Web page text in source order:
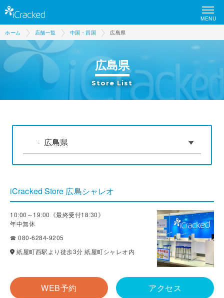
MENU
ホーム 店舗一覧 中国・四国 広島県
広島県
Store List
iCracked Store 広島シャレオ
10:00～19:00《最終受付18:30》
年中無休
☎ 080-6284-9205
紙屋町西駅より徒歩3分 紙屋町シャレオ内
WEB予約 アクセス